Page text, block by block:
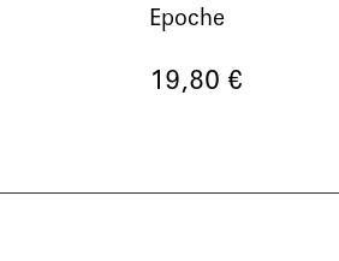
Epoche
19,80 €